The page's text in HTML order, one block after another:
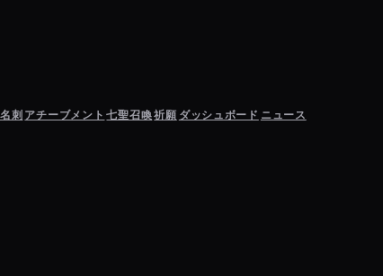
名刺 アチーブメント 七聖召喚祈願 ダッシュボード ニュース